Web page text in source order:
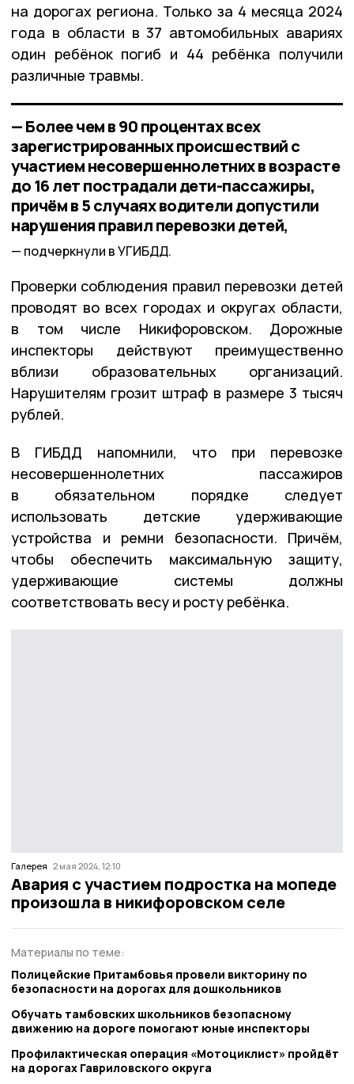
на дорогах региона. Только за 4 месяца 2024
года в области в 37 автомобильных авариях
один ребёнок погиб и 44 ребёнка получили
различные травмы.
— Более чем в 90 процентах всех
зарегистрированных происшествий с
участием несовершеннолетних в возрасте
до 16 лет пострадали дети-пассажиры,
причём в 5 случаях водители допустили
нарушения правил перевозки детей,
подчеркнули в УГИБДД.
Проверки соблюдения правил перевозки детей
проводят во всех городах и округах области,
в том числе Никифоровском. Дорожные
инспекторы действуют преимущественно
вблизи образовательных организаций.
Нарушителям грозит штраф в размере 3 тысяч
рублей.
В ГИБДД напомнили, что при перевозке
несовершеннолетних пассажиров
в обязательном порядке следует
использовать детские удерживающие
устройства и ремни безопасности. Причём,
чтобы обеспечить максимальную защиту,
удерживающие системы должны
соответствовать весу и росту ребёнка.
Галерея 2 мая 2024, 12:10
Авария с участием подростка на мопеде
произошла в никифоровском селе
Материалы по теме:
Полицейские Притамбовья провели викторину по
безопасности на дорогах для дошкольников
Обучать тамбовских школьников безопасному
движению на дороге помогают юные инспекторы
Профилактическая операция «Мотоциклист» пройдёт
на дорогах Гавриловского округа